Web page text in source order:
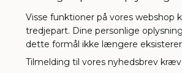
Visse funktioner på vores webshop
tredjepart. Dine personlige
dette formål ikke længere
Tilmelding til vores nyhedsbrev